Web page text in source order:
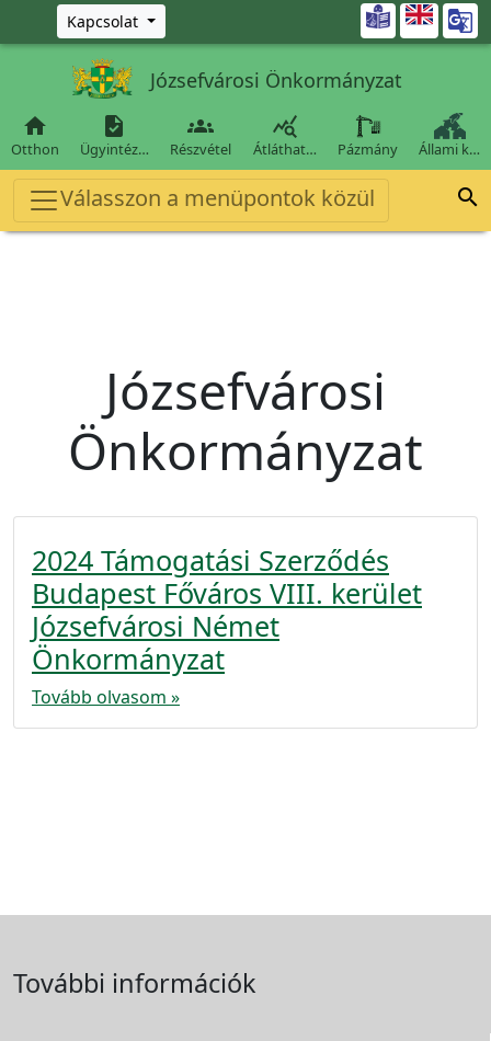
Ugrás a fő tartalomra
Kapcsolat 
Józsefvárosi Önkormányzat

Otthon

Ügyintéz…

Részvétel

Átláthat… Pázmány Állami k…
Válasszon a menüpontok közül 
Józsefvárosi
Önkormányzat
2024 Támogatási Szerződés
Budapest Főváros VIII. kerület
Józsefvárosi Német
Önkormányzat
Tovább olvasom »
További információk